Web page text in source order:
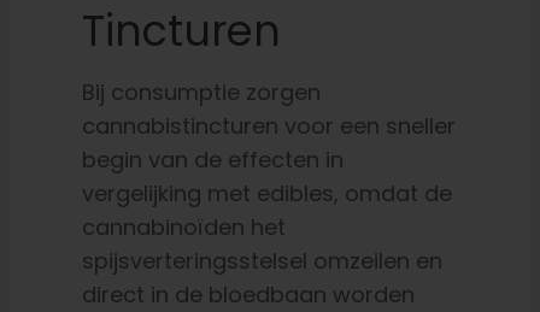
Tincturen
Bij consumptie zorgen
cannabistincturen voor een sneller
begin van de effecten in
vergelijking met edibles, omdat de
cannabinoïden het
spijsverteringsstelsel omzeilen en
direct in de bloedbaan worden